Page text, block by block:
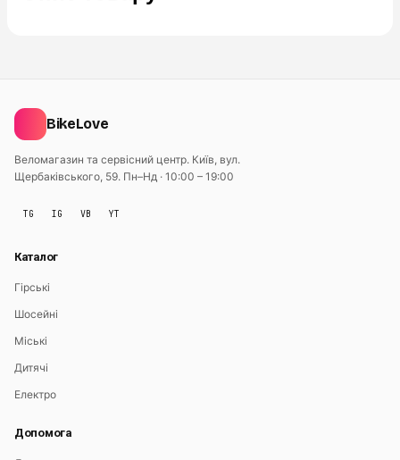
BikeLove
Веломагазин та сервісний центр. Київ, вул.
Щербаківського, 59. Пн–Нд · 10:00 – 19:00
TG IG VB YT
Каталог
Гірські
Шосейні
Міські
Дитячі
Електро
Допомога